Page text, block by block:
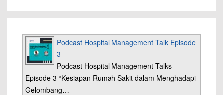
Podcast Hospital Management Talk Episode
3
Podcast Hospital Management Talks
Episode 3 “Kesiapan Rumah Sakit dalam Menghadapi
Gelombang…